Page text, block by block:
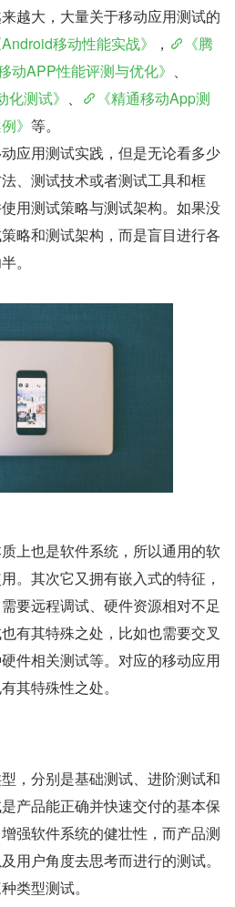
越大，大量关于移动应用测试的
Android移动性能实战》 ，
《腾
移动APP性能评测与优化》 、
化测试》 、
《精通移动App测
》 等。
应用测试实践，但是无论看多少
、测试技术或者测试工具和框
用测试策略与测试架构。如果没
略和测试架构，而是盲目进行各
。
上也是软件系统，所以通用的软
。其次它又拥有嵌入式的特征，
要远程调试、硬件资源相对不足
有其特殊之处，比如也需要交叉
件相关测试等。对应的移动应用
其特殊性之处。
，分别是基础测试、进阶测试和
产品能正确并快速交付的基本保
强软件系统的健壮性，而产品测
用户角度去思考而进行的测试。
类型测试。